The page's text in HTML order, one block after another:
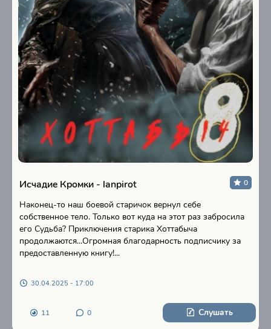
Исчадие Кромки - lanpirot 0
Наконец-то наш боевой старичок вернул себе
собственное тело. Только вот куда на этот раз забросила
его Судьба? Приключения старика Хоттабыча
продолжаются...Огромная благодарность подписчику за
предоставленную книгу!...
30.04.2025 - 17:00
11 0 Слушать